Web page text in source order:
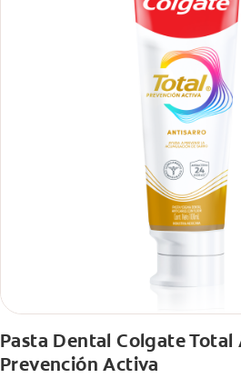
Pasta Dental Colgate Total
Prevención Activa